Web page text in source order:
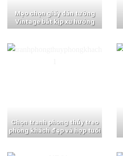
Mẹo chọn giấy dán tường
Vintage bắt kịp xu hướng
Chọn tranh phong thủy treo
phòng khách đẹp và hợp tuổi